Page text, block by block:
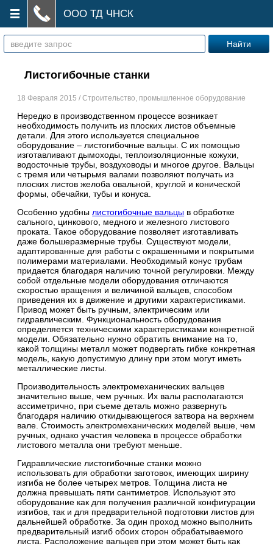
ООО ТД ЧНСК
Листогибочные станки
18 Февраля 2015 / Строительство, промышленное оборудование
Нередко в производственном процессе возникает
необходимость получить из плоских листов объемные
детали. Для этого используется специальное
оборудование – листогибочные вальцы. С их помощью
изготавливают дымоходы, теплоизоляционные кожухи,
водосточные трубы, воздуховоды и многое другое. Вальцы
с тремя или четырьмя валами позволяют получать из
плоских листов желоба овальной, круглой и конической
формы, обечайки, тубы и конуса.
Особенно удобны листогибочные вальцы в обработке
сального, цинкового, медного и железного листового
проката. Такое оборудование позволяет изготавливать
даже большеразмерные трубы. Существуют модели,
адаптированные для работы с окрашенными и покрытыми
полимерами материалами. Необходимый конус трубам
придается благодаря наличию точной регулировки. Между
собой отдельные модели оборудования отличаются
скоростью вращения и величиной вальцев, способом
приведения их в движение и другими характеристиками.
Привод может быть ручным, электрическим или
гидравлическим. Функциональность оборудования
определяется техническими характеристиками конкретной
модели. Обязательно нужно обратить внимание на то,
какой толщины металл может подвергать гибке конкретная
модель, какую допустимую длину при этом могут иметь
металлические листы.
Производительность электромеханических вальцев
значительно выше, чем ручных. Их валы располагаются
ассиметрично, при съеме деталь можно развернуть
благодаря наличию откидывающегося затвора на верхнем
вале. Стоимость электромеханических моделей выше, чем
ручных, однако участия человека в процессе обработки
листового металла они требуют меньше.
Гидравлические листогибочные станки можно
использовать для обработки заготовок, имеющих ширину
изгиба не более четырех метров. Толщина листа не
должна превышать пяти сантиметров. Используют это
оборудование как для получения различной конфигурации
изгибов, так и для предварительной подготовки листов для
дальнейшей обработке. За один проход можно выполнить
предварительный изгиб обоих сторон обрабатываемого
листа. Расположение вальцев при этом может быть как